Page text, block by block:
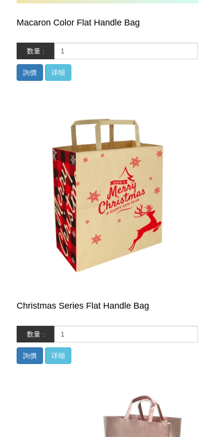
Macaron Color Flat Handle Bag
数量 :
詢價 详细
Christmas Series Flat Handle Bag
数量 :
詢價 详细